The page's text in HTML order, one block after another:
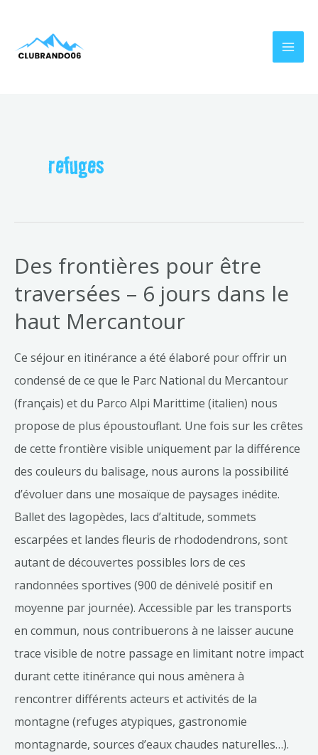
contenu
refuges
Des frontières pour être
traversées – 6 jours dans le
haut Mercantour
Ce séjour en itinérance a été élaboré pour offrir un
condensé de ce que le Parc National du Mercantour
(français) et du Parco Alpi Marittime (italien) nous
propose de plus époustouflant. Une fois sur les crêtes
de cette frontière visible uniquement par la différence
des couleurs du balisage, nous aurons la possibilité
d’évoluer dans une mosaïque de paysages inédite.
Ballet des lagopèdes, lacs d’altitude, sommets
escarpées et landes fleuris de rhododendrons, sont
autant de découvertes possibles lors de ces
randonnées sportives (900 de dénivelé positif en
moyenne par journée). Accessible par les transports
en commun, nous contribuerons à ne laisser aucune
trace visible de notre passage en limitant notre impact
durant cette itinérance qui nous amènera à
rencontrer différents acteurs et activités de la
montagne (refuges atypiques, gastronomie
montagnarde, sources d’eaux chaudes naturelles…).